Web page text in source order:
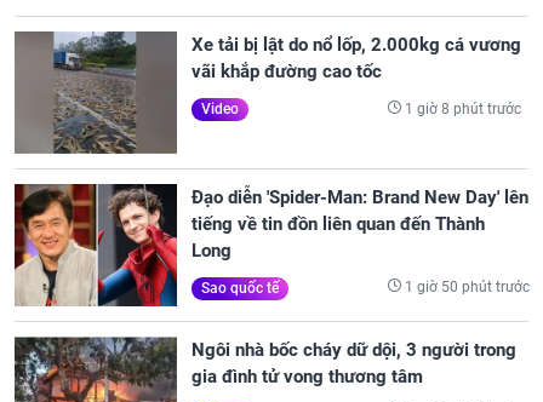
Xe tải bị lật do nổ lốp, 2.000kg cá vương
vãi khắp đường cao tốc
Video 1 giờ 8 phút trước
Đạo diễn 'Spider-Man: Brand New Day' lên
tiếng về tin đồn liên quan đến Thành
Long
Sao quốc tế 1 giờ 50 phút trước
Ngôi nhà bốc cháy dữ dội, 3 người trong
gia đình tử vong thương tâm